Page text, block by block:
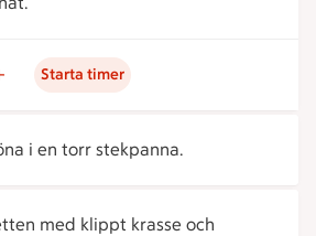
Starta timer
i en torr stekpanna.
med klippt krasse och